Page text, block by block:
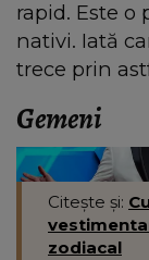
rapid. Este
nativi. Iată
trece prin
Gemeni
Citește și:
zodiacal